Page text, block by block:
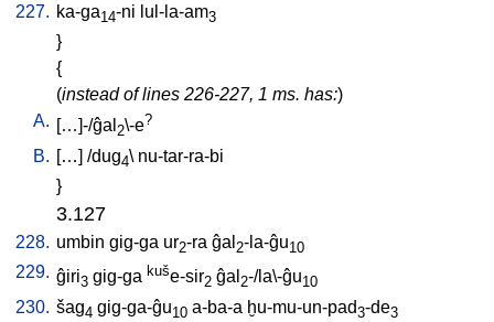
227. ka-ga14-ni lul-la-am3
}
{
(instead of lines 226-227, 1 ms. has:)
A. […]-/ĝal 2\-e?
B. […] /dug4\ nu-tar-ra-bi
}
3.127
228. umbin gig-ga ur2-ra ĝal 2-la-ĝu10
229. ĝiri3 gig-ga kuše-sir2 ĝal 2-/la\-ĝu10
230. šag4 gig-ga-ĝu10 a-ba-a ḫu-mu-un-pad3-de3